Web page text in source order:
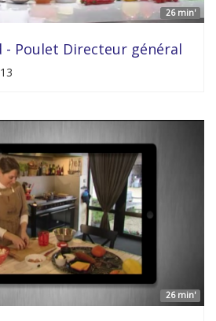
26 min'
- Poulet Directeur général
26 min'